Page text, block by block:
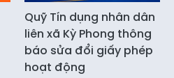
Quỹ Tín dụng nhân dân
liên xã Kỳ Phong thông
báo sửa đổi giấy phép
hoạt động